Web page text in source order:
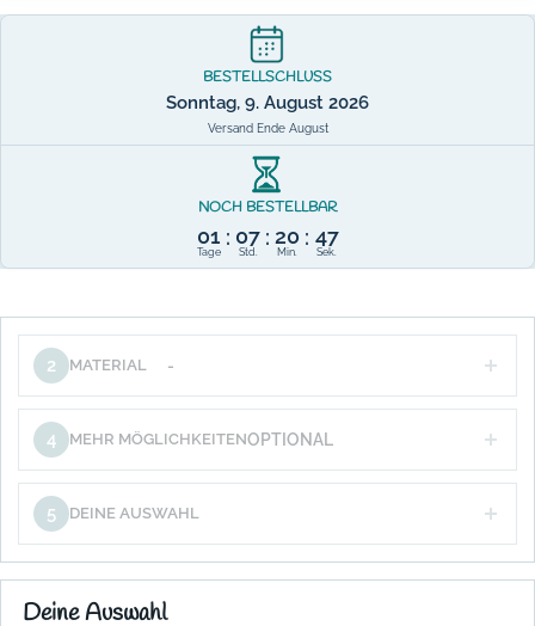
BESTELLSCHLUSS
Sonntag, 9. August 2026
Versand Ende August
NOCH BESTELLBAR
01
Tage
: 07
Std.
: 20
Min.
: 46
Sek.
2 MATERIAL -
4 MEHR MÖGLICHKEITENOPTIONAL
5 DEINE AUSWAHL
Deine Auswahl